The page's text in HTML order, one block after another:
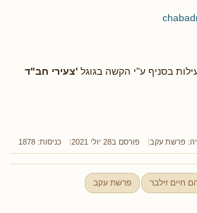
בסניף ע"י הקשה בגוגל 'צעירי חב"ד
פרשת עקב פורסם ב28 יולי 2021 כניסות: 1878
חיים זילבר פרשת עקב